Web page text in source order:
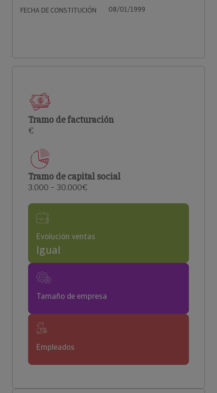
FECHA DE CONSTITUCIÓN 08/01/1999
Tramo de facturación
€
Tramo de capital social
3.000 – 30.000€
Evolución ventas
Igual
Tamaño de empresa
Empleados